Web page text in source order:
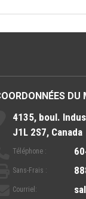
DU
4135, boul.
J1L 2S7, Canada
Téléphone :
Sans-Frais :
Courriel: